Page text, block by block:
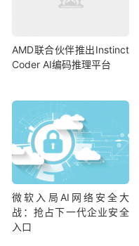
AMD联合伙伴推出Instinct
Coder AI编码推理平台
微软入局AI网络安全大
战：抢占下一代企业安全
入口